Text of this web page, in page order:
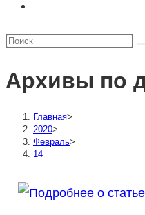
по
сайту
Архивы по
Главная>
2020>
Февраль>
14